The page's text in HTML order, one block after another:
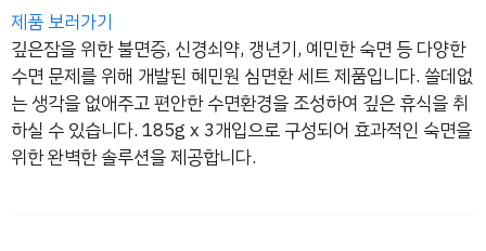
제품 보러가기
깊은잠을 위한 불면증, 신경쇠약, 갱년기, 예민한 숙면 등 다양한
수면 문제를 위해 개발된 혜민원 심면환 세트 제품입니다. 쓸데없
는 생각을 없애주고 편안한 수면환경을 조성하여 깊은 휴식을 취
하실 수 있습니다. 185g x 3개입으로 구성되어 효과적인 숙면을
위한 완벽한 솔루션을 제공합니다.